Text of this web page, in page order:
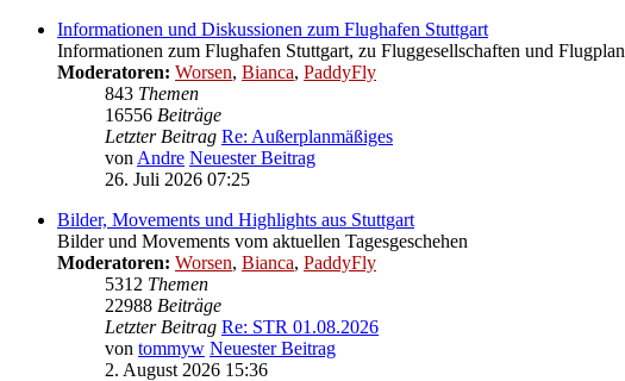
Informationen und Diskussionen zum Flughafen Stuttgart
Informationen zum Flughafen Stuttgart, zu Fluggesellschaften und Flugplan
Moderatoren: Worsen, Bianca, PaddyFly
843 Themen
16556 Beiträge
Letzter Beitrag Re: Außerplanmäßiges
von Andre Neuester Beitrag
26. Juli 2026 07:25
Bilder, Movements und Highlights aus Stuttgart
Bilder und Movements vom aktuellen Tagesgeschehen
Moderatoren: Worsen, Bianca, PaddyFly
5312 Themen
22988 Beiträge
Letzter Beitrag Re: STR 01.08.2026
von tommyw Neuester Beitrag
2. August 2026 15:36